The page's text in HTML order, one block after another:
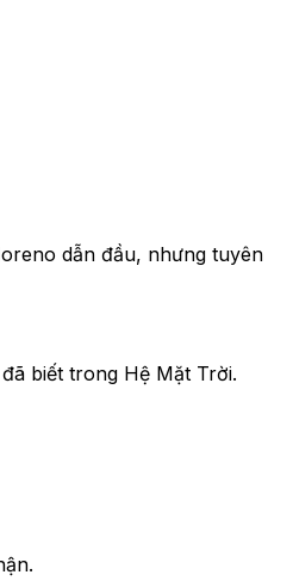
dẫn đầu, nhưng tuyên
biết trong Hệ Mặt Trời.